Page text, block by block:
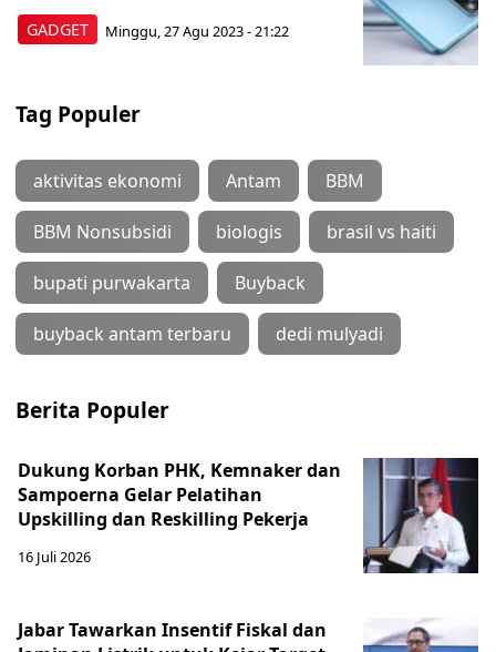
GADGET Minggu, 27 Agu 2023 - 21:22
Tag Populer
aktivitas ekonomi Antam BBM
BBM Nonsubsidi biologis brasil vs haiti
bupati purwakarta Buyback
buyback antam terbaru dedi mulyadi
Berita Populer
Dukung Korban PHK, Kemnaker dan
Sampoerna Gelar Pelatihan
Upskilling dan Reskilling Pekerja
16 Juli 2026
Jabar Tawarkan Insentif Fiskal dan